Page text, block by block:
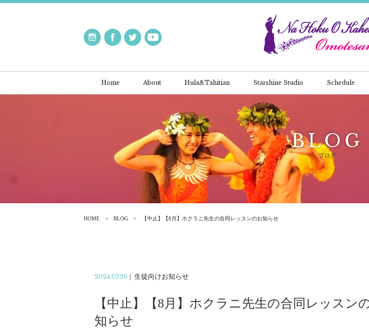
Home About Hula&Tahitian Starshine Studio Schedule
BLOG
ブログ
HOME BLOG 【中止】【8月】ホクラニ先生の合同レッスンのお知らせ
2024.07.26 生徒向けお知らせ
【中止】【8月】ホクラニ先生の合同レッスン
知らせ